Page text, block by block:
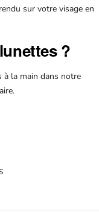
sur votre visage en
?
à la main dans notre